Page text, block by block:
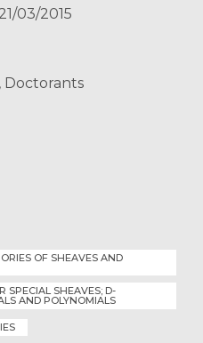
21/03/2015
, Doctorants
OF SHEAVES AND
SPECIAL SHEAVES; D-
AND POLYNOMIALS